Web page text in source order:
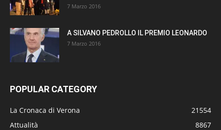
7 Marzo 2016
A SILVANO PEDROLLO IL PREMIO LEONARDO
7 Marzo 2016
POPULAR CATEGORY
La Cronaca di Verona
21554
Attualità
8867